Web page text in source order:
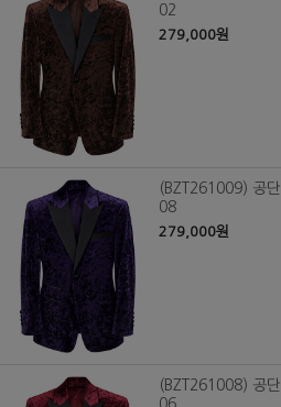
02
279,000원
(BZT261009) 공
08
279,000원
(BZT261008) 공
06